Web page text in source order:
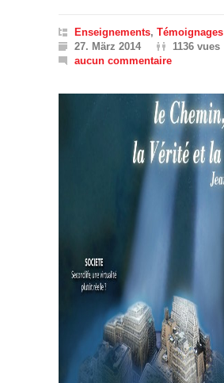
Enseignements, Témoignages
27. März 2014
1136 vues
aucun commentaire